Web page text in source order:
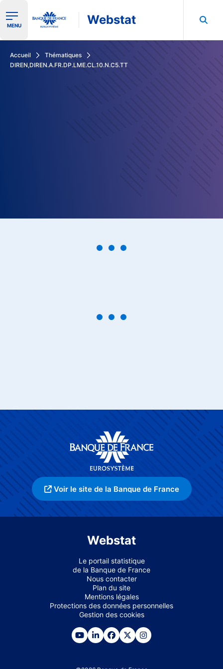
Ouvrir le menu de navigation
MENU Webstat
Accueil
Thématiques
DIREN,DIREN.A.FR.DP.LME.CL.10.N.C5.TT
Voir le site de la Banque de France
Webstat
Le portail statistique
de la Banque de France
Nous contacter
Plan du site
Mentions légales
Protections des données personnelles
Gestion des cookies